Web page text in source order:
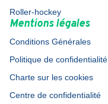
Roller-hockey
Mentions légales
Conditions Générales
Politique de confidentialité
Charte sur les cookies
Centre de confidentialité